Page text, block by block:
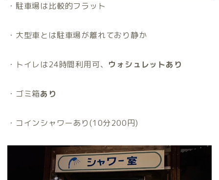
・駐車場は比較的フラット
・大型車とは駐車場が離れており静か
・トイレは24時間利用可、 ウォシュレットあり
・ゴミ箱あり
・コインシャワーあり(10分200円)